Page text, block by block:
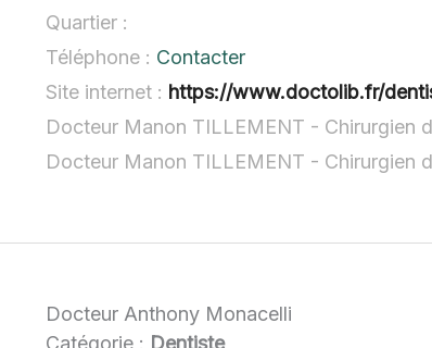
Quartier :
Téléphone : Contacter
Site internet : https://www.doctolib.fr/
Docteur Manon TILLEMENT - Chirurgien
Docteur Manon TILLEMENT - Chirurgien
Docteur Anthony Monacelli
Catégorie : Dentiste